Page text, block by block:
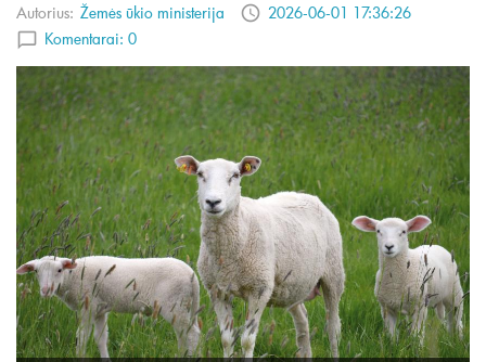
Autorius: Žemės ūkio ministerija
2026-06-01 17:36:26
Komentarai: 0